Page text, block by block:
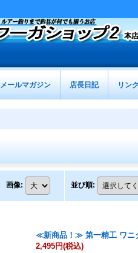
メールマガジン 店長日記 リン
画像: 並び順:
≪新商品！≫ 第一精工 ワニ
2,495円(税込)